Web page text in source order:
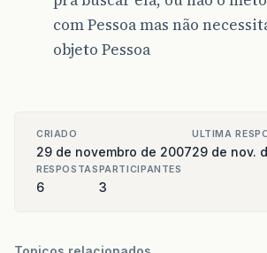
com Pessoa mas não
objeto Pessoa
CRIADO
29 de novembro de 2007
ULTIMA
29 de nov.
RESPOSTAS
6
PARTICIPANTES
3